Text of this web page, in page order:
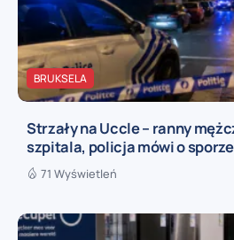
BRUKSELA
Strzały na Uccle – ranny
szpitala, policja mówi o
71 Wyświetleń